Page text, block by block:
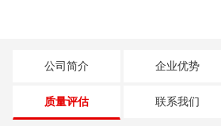
公司简介 企业优势
质量评估 联系我们